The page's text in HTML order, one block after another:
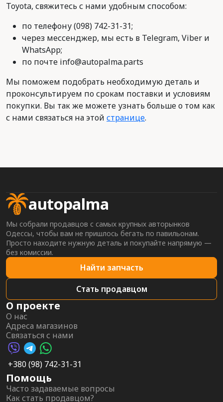
Toyota, свяжитесь с нами удобным способом:
по телефону (098) 742-31-31;
через мессенджер, мы есть в Telegram, Viber и
WhatsApp;
по почте info@autopalma.parts
Мы поможем подобрать необходимую деталь и
проконсультируем по срокам поставки и условиям
покупки. Вы так же можете узнать больше о том как
с нами связаться на этой странице.
autopalma
Мы собрали продавцов с самых крупных авторынков
Одессы, чтобы вам не пришлось бегать по павильонам.
Просто находите нужную деталь и покупайте напрямую —
без комиссии.
Найти запчасть
Стать продавцом
О проекте
О нас
Адреса магазинов
Связаться с нами
Viber AutoPalma
Telegram AutoPalma
WhatsApp AutoPalma
+380 (98) 742-31-31
Помощь
Часто задаваемые вопросы
Как стать продавцом?